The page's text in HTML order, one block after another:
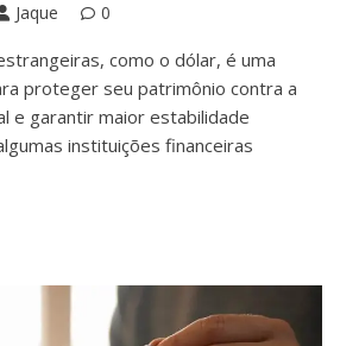
Jaque 0
como o dólar, é uma
proteger seu patrimônio contra a
e garantir maior estabilidade
instituições financeiras